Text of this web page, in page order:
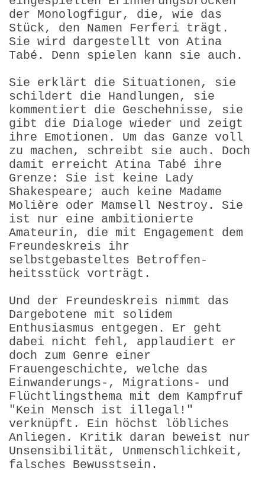
der Monologfigur, die, wie das
Stück, den Namen Ferferi trägt.
Sie wird dargestellt von Atina
Tabé. Denn spielen kann sie auch.
Sie erklärt die Situationen, sie
schildert die Handlungen, sie
kommentiert die Geschehnisse, sie
gibt die Dialoge wieder und zeigt
ihre Emotionen. Um das Ganze voll
zu machen, schreibt sie auch. Doch
damit erreicht Atina Tabé ihre
Grenze: Sie ist keine Lady
Shakespeare; auch keine Madame
Molière oder Mamsell Nestroy. Sie
ist nur eine ambitionierte
Amateurin, die mit Engagement dem
Freundeskreis ihr
selbstgebasteltes Betroffen­
heitsstück vorträgt.
Und der Freundeskreis nimmt das
Dargebotene mit solidem
Enthusiasmus entgegen. Er geht
dabei nicht fehl, applaudiert er
doch zum Genre einer
Frauengeschichte, welche das
Einwanderungs-, Migrations- und
Flüchtlingsthema mit dem Kampfruf
"Kein Mensch ist illegal!"
verknüpft. Ein höchst löbliches
Anliegen. Kritik daran beweist nur
Unsensibilität, Unmenschlichkeit,
falsches Bewusstsein.